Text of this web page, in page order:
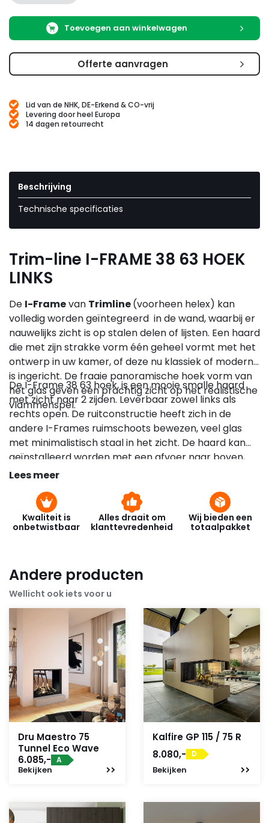
Toevoegen aan winkelwagen
Offerte aanvragen
Lid van de NHK, DE-Erkend & CO-vrij
Levering door heel Europa
14 dagen retourrecht
Beschrijving
Technische specificaties
Trim-line I-FRAME 38 63 HOEK
LINKS
De I-Framevan Trimline(voorheen helex) kan
volledig worden geïntegreerd in de wand, waarbij er
nauwelijks zicht is op stalen delen of lijsten. Een haard
die met zijn strakke vorm één geheel vormt met het
ontwerp in uw kamer, of deze nu klassiek of modern
is ingericht. De fraaie panoramische hoek vorm van
het glas geven een prachtig zicht op het realistische
vlammenspel.
De I-Frame 38 63 hoek, is een mooie smalle haard
met zicht naar 2 zijden. Leverbaar zowel links als
rechts open. De ruitconstructie heeft zich in de
andere I-Frames ruimschoots bewezen, veel glas
met minimalistisch staal in het zicht. De haard kan
geïnstalleerd worden met een afvoer naar boven,
maar deze mag ook rechtstreeks naar achteren
Lees meer
Kwaliteit is
onbetwistbaar
Alles draait om
klanttevredenheid
Wij bieden een
totaalpakket
Andere producten
Wellicht ook iets voor u
Dru Maestro 75
Tunnel Eco Wave
6.085,- A
Bekijken
Kalfire GP 115 / 75 R
8.080,-
D
Bekijken